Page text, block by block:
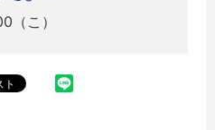
こ）